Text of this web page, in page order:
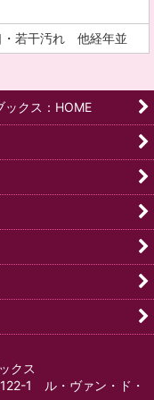
若干汚れ 他経年並
ックス：HOME
クス
1 ル・ヴァン・ド・